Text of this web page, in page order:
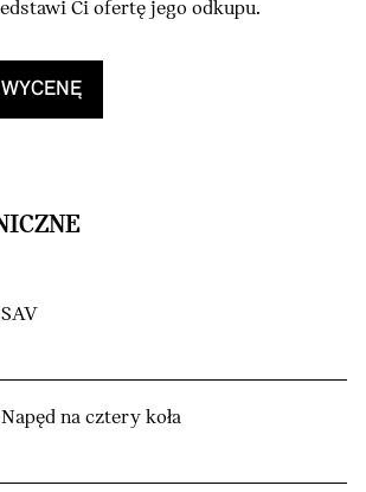
Ci ofertę jego odkupu.
SAV
Napęd na cztery koła